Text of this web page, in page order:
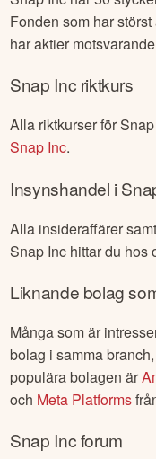
Fonden som har
har aktier
Snap Inc riktkurs
Alla riktkurser för
Snap Inc.
Insynshandel i
Alla insideraffärer
Snap Inc hittar du hos
Liknande bolag
Många som är
bolag i samma branch,
populära bolagen är
och Meta Platforms
Snap Incforum